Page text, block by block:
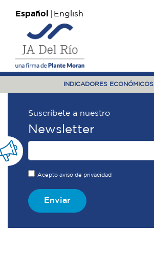
Español English
INDICADORES ECONÓMICOS
Suscríbete a nuestro
Newsletter
Acepto aviso de privacidad
Enviar